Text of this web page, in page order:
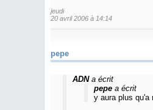
jeudi
20 avril 2006 à 14:14
pepe
ADNa écrit
pepe a écrit
y aura plus qu'a